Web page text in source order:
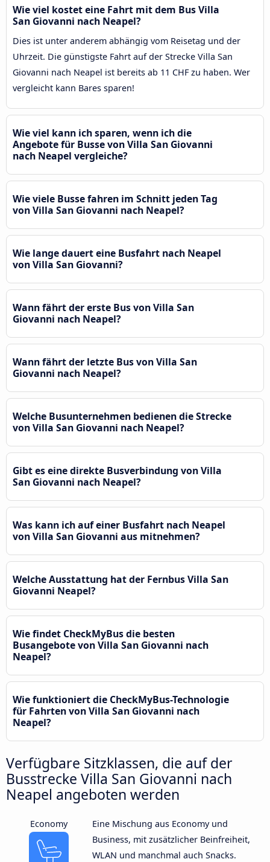
Wie viel kostet eine Fahrt mit dem Bus Villa
San Giovanni nach Neapel?
Dies ist unter anderem abhängig vom Reisetag und der
Uhrzeit. Die günstigste Fahrt auf der Strecke Villa San
Giovanni nach Neapel ist bereits ab 11 CHF zu haben. Wer
vergleicht kann Bares sparen!
Wie viel kann ich sparen, wenn ich die
Angebote für Busse von Villa San Giovanni
nach Neapel vergleiche?
Wie viele Busse fahren im Schnitt jeden Tag
von Villa San Giovanni nach Neapel?
Wie lange dauert eine Busfahrt nach Neapel
von Villa San Giovanni?
Wann fährt der erste Bus von Villa San
Giovanni nach Neapel?
Wann fährt der letzte Bus von Villa San
Giovanni nach Neapel?
Welche Busunternehmen bedienen die Strecke
von Villa San Giovanni nach Neapel?
Gibt es eine direkte Busverbindung von Villa
San Giovanni nach Neapel?
Was kann ich auf einer Busfahrt nach Neapel
von Villa San Giovanni aus mitnehmen?
Welche Ausstattung hat der Fernbus Villa San
Giovanni Neapel?
Wie findet CheckMyBus die besten
Busangebote von Villa San Giovanni nach
Neapel?
Wie funktioniert die CheckMyBus-Technologie
für Fahrten von Villa San Giovanni nach
Neapel?
Verfügbare Sitzklassen, die auf der
Busstrecke Villa San Giovanni nach
Neapel angeboten werden
Economy
Eine Mischung aus Economy und
Business, mit zusätzlicher Beinfreiheit,
WLAN und manchmal auch Snacks.